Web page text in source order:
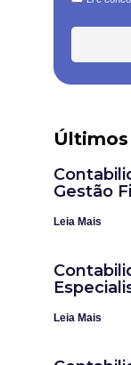
Gestão
Leia Mais
Leia Mais